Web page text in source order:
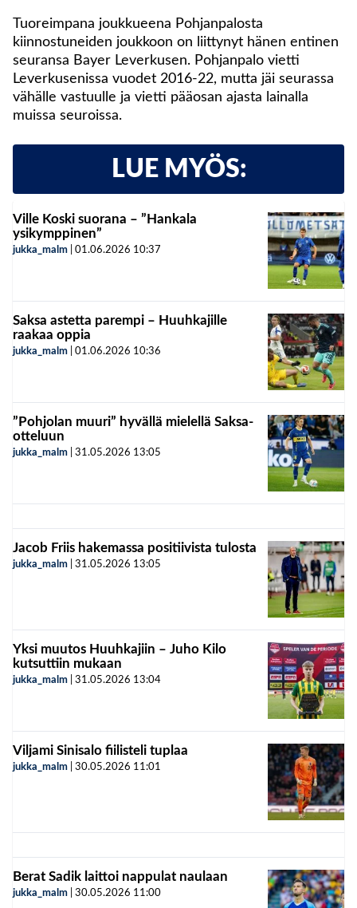
Tuoreimpana joukkueena Pohjanpalosta
kiinnostuneiden joukkoon on liittynyt hänen entinen
seuransa Bayer Leverkusen. Pohjanpalo vietti
Leverkusenissa vuodet 2016-22, mutta jäi seurassa
vähälle vastuulle ja vietti pääosan ajasta lainalla
muissa seuroissa.
LUE MYÖS:
Ville Koski suorana – ”Hankala
ysikymppinen”
jukka_malm 01.06.2026 10:37
Saksa astetta parempi – Huuhkajille
raakaa oppia
jukka_malm 01.06.2026 10:36
”Pohjolan muuri” hyvällä mielellä Saksa-
otteluun
jukka_malm 31.05.2026 13:05
Jacob Friis hakemassa positiivista tulosta
jukka_malm 31.05.2026 13:05
Yksi muutos Huuhkajiin – Juho Kilo
kutsuttiin mukaan
jukka_malm 31.05.2026 13:04
Viljami Sinisalo fiilisteli tuplaa
jukka_malm 30.05.2026 11:01
Berat Sadik laittoi nappulat naulaan
jukka_malm 30.05.2026 11:00